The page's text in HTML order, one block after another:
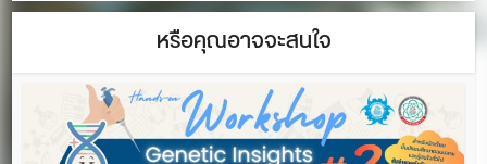
หรือคุณอาจจะสนใจ